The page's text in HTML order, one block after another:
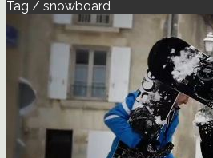
Tag / snowboard